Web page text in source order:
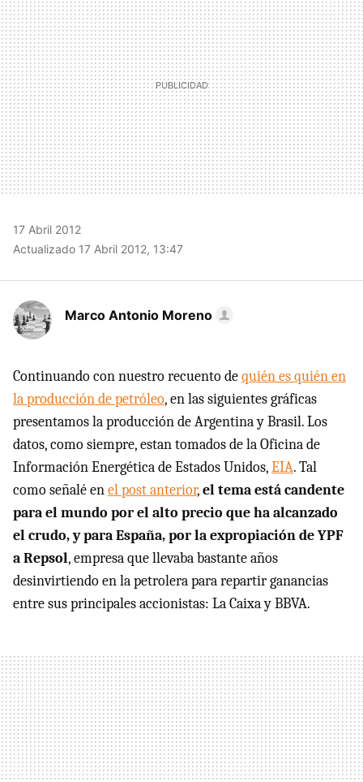
17 Abril 2012
Actualizado 17 Abril 2012, 13:47
Marco Antonio Moreno
Continuando con nuestro recuento dequién es quién en
la producción de petróleo, en las siguientes gráficas
presentamos la producción de Argentina y Brasil. Los
datos, como siempre, estan tomados de la Oficina de
Información Energética de Estados Unidos,EIA. Tal
como señalé enel post anterior,el tema está candente
para el mundo por el alto precio que ha alcanzado
el crudo, y para España, por la expropiación deYPF
a Repsol, empresa que llevaba bastante años
desinvirtiendo en la petrolera para repartir ganancias
entre sus principales accionistas: La Caixa yBBVA.